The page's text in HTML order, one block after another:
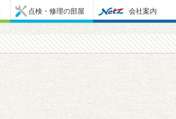
点検・修理の部屋 会社案内